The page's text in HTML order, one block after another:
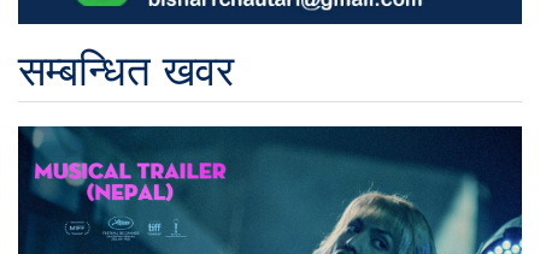
सम्बन्धित खवर